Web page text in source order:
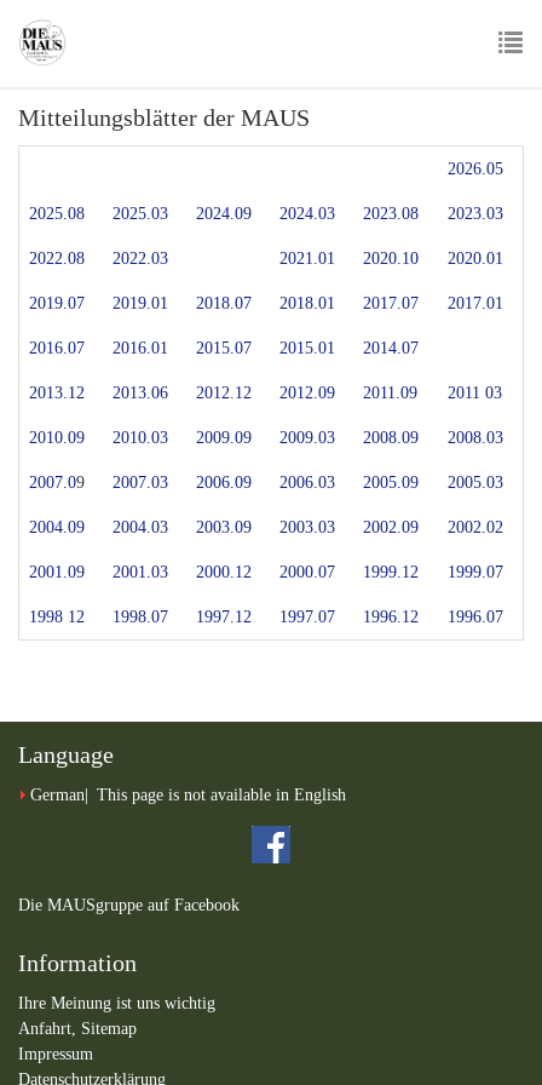
main
Mitteilungsblätter der MAUS
2026.05
2025.08 2025.03 2024.09 2024.03 2023.08 2023.03
2022.08 2022.03 2021.01 2020.10 2020.01
2019.07 2019.01 2018.07 2018.01 2017.07 2017.01
2016.07 2016.01 2015.07 2015.01 2014.07
2013.12 2013.06 2012.12 2012.09 2011.09 2011 03
2010.09 2010.03 2009.09 2009.03 2008.09 2008.03
2007.09 2007.03 2006.09 2006.03 2005.09 2005.03
2004.09 2004.03 2003.09 2003.03 2002.09 2002.02
2001.09 2001.03 2000.12 2000.07 1999.12 1999.07
1998 12 1998.07 1997.12 1997.07 1996.12 1996.07
Language
German This page is not available in English
Die MAUSgruppe auf Facebook
Information
Ihre Meinung ist uns wichtig
Anfahrt, Sitemap
Impressum
Datenschutzerklärung